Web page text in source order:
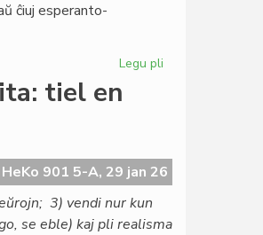
ĉiuj esperanto-
Legu pli
Asembleo
de
tiel en
HeKo 901 5-A, 29 jan 26
3) vendi nur kun
se eble) kaj pli realisma